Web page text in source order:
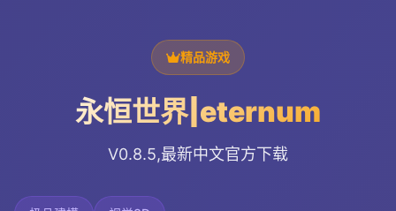
精品游戏
永恒世界|eternum
V0.8.5,最新中文官方下载